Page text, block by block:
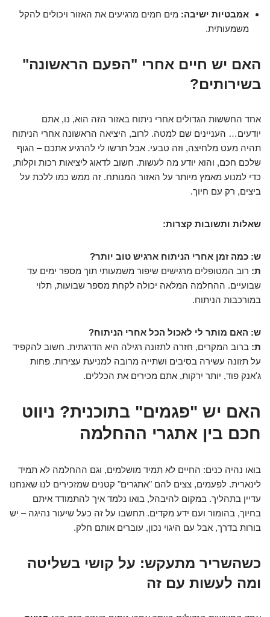
אמבטיות ישיבה: מים חמים מרגיעים את האזור ויכולים להקל
משמעותית.
האם יש חיים אחרי "הפעם הראשונה"
בשירותים?
אחד החששות הגדולים אחרי ניתוח באזור הזה הוא, נו, אתם
יודעים… העניינים שם למטה. לרוב, היציאה הראשונה אחרי הניתוח
תהיה מעט מלחיצה, וזה טבעי. אבל תרשו לי להרגיע אתכם – הגוף
שלכם חכם, והוא יודע מה לעשות. חשוב לדאוג ליציאות רכות וקלות,
כדי למנוע מאמץ מיותר על האזור המנותח. זה ממש כמו ללכת על
ביצים, רק עם חיוך.
שאלות ותשובות קצרות:
ש: כמה זמן אחרי הניתוח ארגיש טוב יותר?
ת: רוב המטופלים מרגישים שיפור משמעותי תוך מספר ימים עד
שבועיים. ההחלמה המלאה יכולה לקחת מספר שבועות, תלוי
במורכבות הניתוח.
ש: האם מותר לי לאכול הכל אחרי הניתוח?
ת: ברוב המקרים, חזרה לתזונה רגילה היא הדרגתית. חשוב להקפיד
על תזונה עשירה בסיבים ושתייה מרובה למניעת עצירות. פחות
ג'אנק פוד, יותר ירקות, אתם מכירים את הכללים.
האם יש "פגמים" בתוכנית? ניווט
חכם בין אתגרי ההחלמה
בואו נהיה כנים: החיים לא תמיד מושלמים, וגם ההחלמה לא תמיד
לינארית. לפעמים, צצים להם "אתגרים" קטנים שמזכירים לנו שאנחנו
עדיין בתהליך. במקום להיבהל, בואו נלמד איך להתמודד איתם
בחיוך, בהומור ועם ידע מקדים. תחשבו על זה כעל שיעור נהיגה – יש
בורות בדרך, אבל עם היגוי נכון, עוברים אותם חלק.
כשהשריר מתעקש: על קושי בשליטה
ומה לעשות עם זה